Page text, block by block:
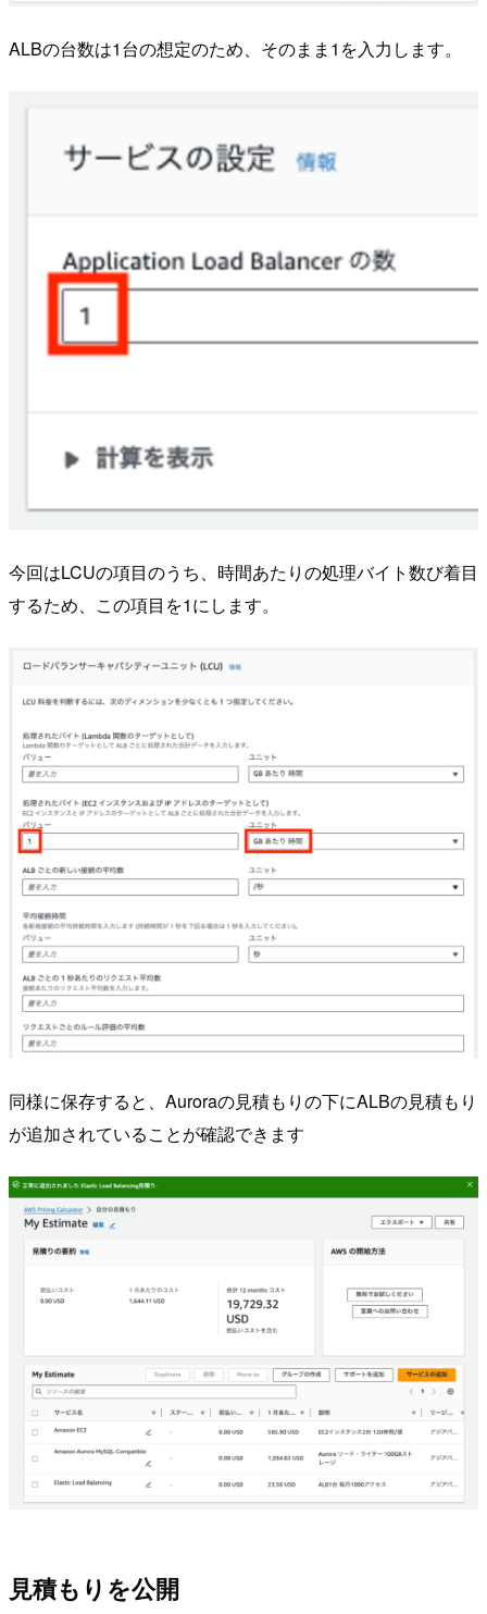
ALBの台数は1台の想定のため、そのまま1を入力します。
今回はLCUの項目のうち、時間あたりの処理バイト数び着目
するため、この項目を1にします。
同様に保存すると、Auroraの見積もりの下にALBの見積もり
が追加されていることが確認できます
見積もりを公開